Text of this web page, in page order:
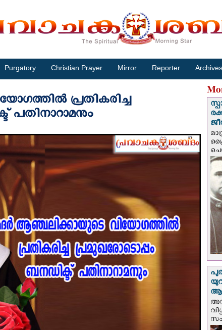
Purgatory Christian Prayer Mirror Reporter Archives
പ്രതികരിച്ച
പതിനാറാമനും